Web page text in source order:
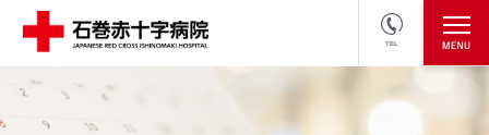
TEL
医療関係者の方